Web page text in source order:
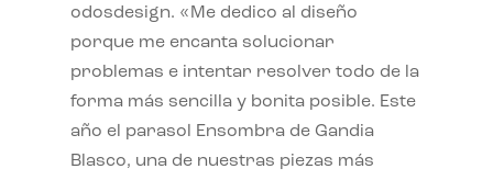
odosdesign. «Me dedico al diseño
porque me encanta solucionar
problemas e intentar resolver todo de la
forma más sencilla y bonita posible. Este
año el parasol Ensombra de Gandia
Blasco, una de nuestras piezas más